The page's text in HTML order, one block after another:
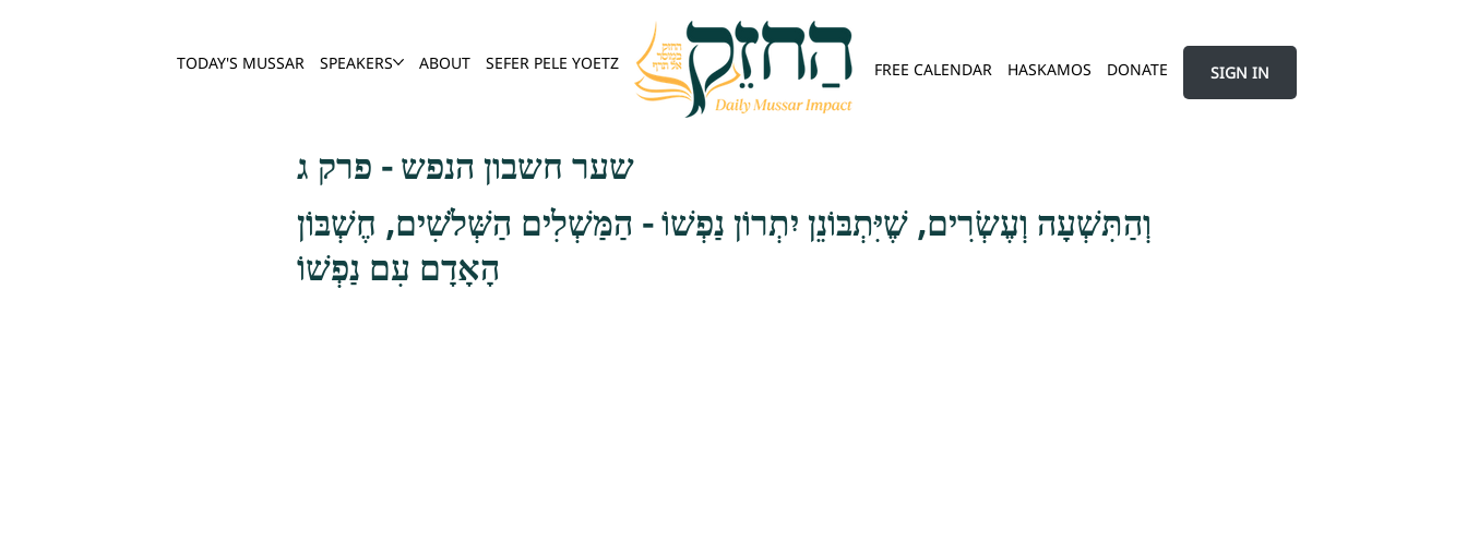
TODAY'S MUSSAR SPEAKERS ABOUT SEFER PELE YOETZ FREE CALENDAR HASKAMOS DONATE SIGN IN
שער חשבון הנפש - פרק ג
וְהַתִּשְׁעָה וְעֶשְׂרִים, שֶׁיִּתְבּוֹנֵן יִתְרוֹן נַפְשׁוֹ - הַמַּשְׁלִים הַשְּׁלֹשִׁים, חֶשְׁבּוֹן
הָאָדָם עִם נַפְשׁוֹ